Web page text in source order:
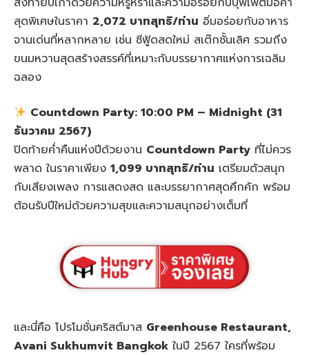
สุดพิเศษในราคา 2,072 บาทสุทธิ/ท่าน อิ่มอร่อยกับอาหาร
จานเด่นที่หลากหลาย เช่น ซีฟู้ดสดใหม่ สเต๊กชั้นเลิศ รวมถึง
ขนมหวานสุดสร้างสรรค์ที่เหมาะกับบรรยากาศแห่งการเฉลิม
ฉลอง
Countdown Party: 10:00 PM – Midnight (31
ธันวาคม 2567)
ปิดท้ายค่ำคืนแห่งปีด้วยงาน Countdown Party ที่ไม่ควร
พลาด ในราคาเพียง 1,099 บาทสุทธิ/ท่าน เตรียมตัวสนุก
กับเสียงเพลง การแสดงสด และบรรยากาศสุดคึกคัก พร้อม
ต้อนรับปีใหม่ด้วยความสุขและความสนุกอย่างเต็มที่
และนี่คือ โปรโมชั่นคริสต์มาส Greenhouse Restaurant,
Avani Sukhumvit Bangkok ในปี 2567 ใครที่พร้อม